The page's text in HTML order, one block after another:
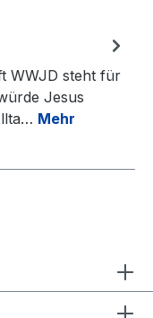
WWJD steht für
Jesus
Mehr